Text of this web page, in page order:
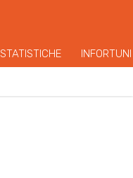
STATISTICHE INFORTUNI